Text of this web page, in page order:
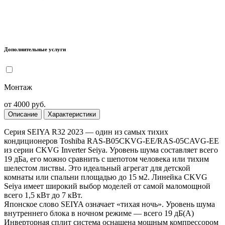
Дополнительные услуги
Монтаж
от 4000 руб.
Описание Характеристики
Серия SEIYA R32 2023 — один из самых тихих
кондиционеров Toshiba RAS-B05CKVG-EE/RAS-05CAVG-EE
из серии CKVG Inverter Seiya. Уровень шума составляет всего
19 дБа, его можно сравнить с шепотом человека или тихим
шелестом листвы. Это идеальный агрегат для детской
комнаты или спальни площадью до 15 м2. Линейка CKVG
Seiya имеет широкий выбор моделей от самой маломощной
всего 1,5 кВт до 7 кВт.
Японское слово SEIYA означает «тихая ночь». Уровень шума
внутреннего блока в ночном режиме — всего 19 дБ(А)
Инверторная сплит система оснащена мощным компрессором